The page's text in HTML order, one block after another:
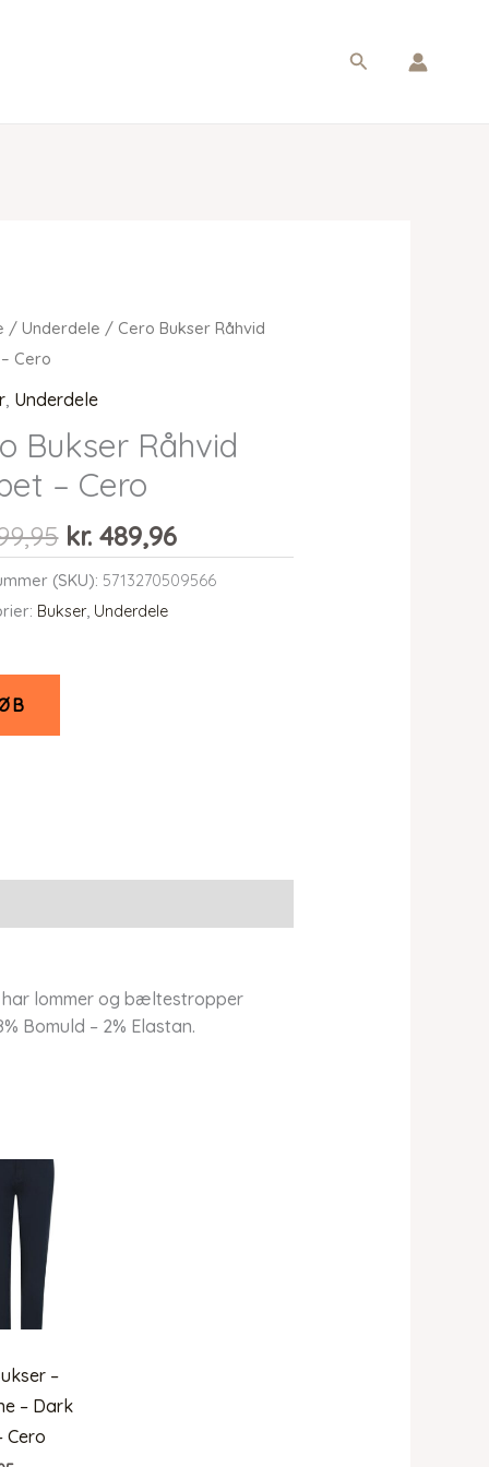
Søg
/Underdele / Cero Bukser Råhvid
Cero
, Underdele
Bukser Råhvid
– Cero
Den
oprindelige
pris
var:
kr. 489,96Den
aktuelle
pris
(SKU): 5713270509566
Bukser, Underdele
har lommer og bæltestropper
Bomuld – 2% Elastan.
–
– Dark
Cero